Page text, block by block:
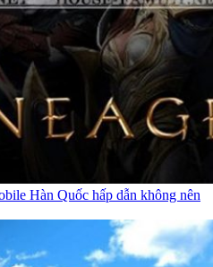
Hàn Quốc hấp dẫn không nên